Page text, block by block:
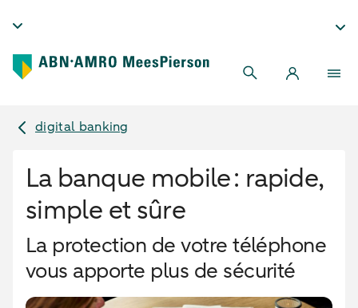
digital banking
La banque mobile : rapide,
simple et sûre
La protection de votre téléphone
vous apporte plus de sécurité